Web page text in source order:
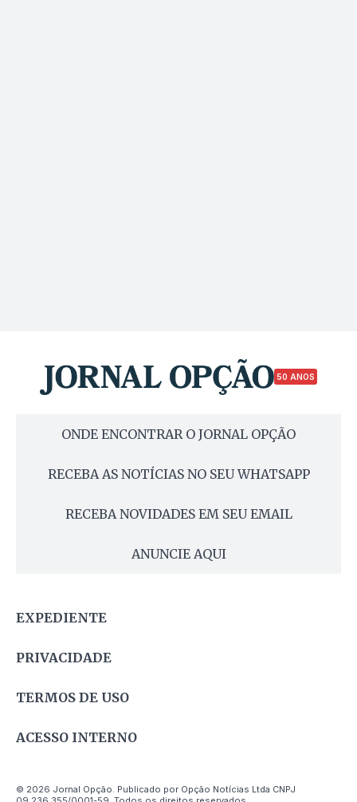
50 ANOS
ONDE ENCONTRAR O JORNAL OPÇÃO
RECEBA AS NOTÍCIAS NO SEU WHATSAPP
RECEBA NOVIDADES EM SEU EMAIL
ANUNCIE AQUI
EXPEDIENTE
PRIVACIDADE
TERMOS DE USO
ACESSO INTERNO
© 2026 Jornal Opção. Publicado por Opção Notícias Ltda CNPJ